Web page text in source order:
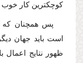
كوچكترین كار خوب
پس همچنان كه
است باید جهان
ظهور نتایج